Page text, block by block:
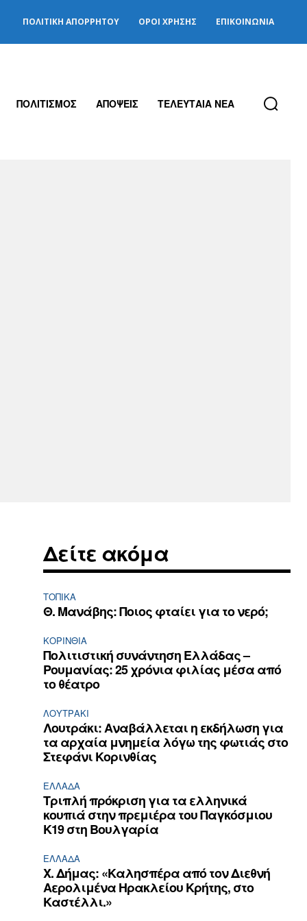
ΠΟΛΙΤΙΚΉ ΑΠΟΡΡΉΤΟΥ ΌΡΟΙ ΧΡΉΣΗΣ ΕΠΙΚΟΙΝΩΝΊΑ
ΠΟΛΙΤΙΣΜΟΣ ΑΠΟΨΕΙΣ ΤΕΛΕΥΤΑΙΑ ΝΕΑ
Δείτε ακόμα
ΤΟΠΙΚΑ
Θ. Μανάβης: Ποιος φταίει για το νερό;
ΚΟΡΙΝΘΊΑ
Πολιτιστική συνάντηση Ελλάδας –
Ρουμανίας: 25 χρόνια φιλίας μέσα από
το θέατρο
ΛΟΥΤΡΆΚΙ
Λουτράκι: Αναβάλλεται η εκδήλωση για
τα αρχαία μνημεία λόγω της φωτιάς στο
Στεφάνι Κορινθίας
ΕΛΛΆΔΑ
Τριπλή πρόκριση για τα ελληνικά
κουπιά στην πρεμιέρα του Παγκόσμιου
Κ19 στη Βουλγαρία
ΕΛΛΆΔΑ
Χ. Δήμας: «Καλησπέρα από τον Διεθνή
Αερολιμένα Ηρακλείου Κρήτης, στο
Καστέλλι.»